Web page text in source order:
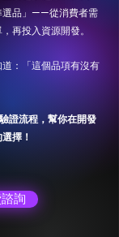
選品」——從消費者需
再投入資源開發。
：「這個品項有沒有
證流程，幫你在開發
擇！
詢